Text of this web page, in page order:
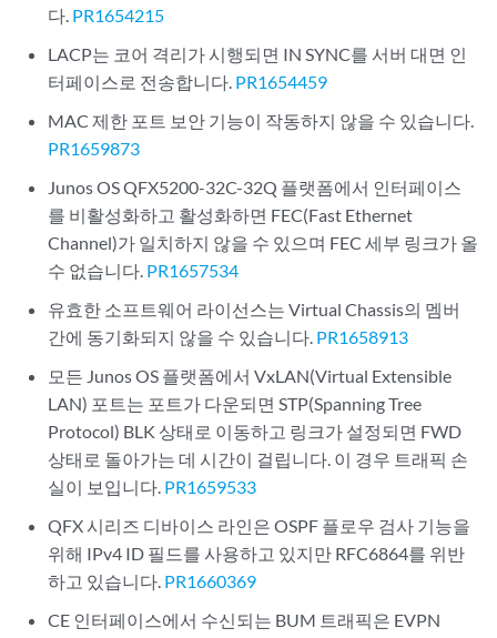
다. PR1654215
LACP는 코어 격리가 시행되면 IN SYNC를 서버 대면 인
터페이스로 전송합니다. PR1654459
MAC 제한 포트 보안 기능이 작동하지 않을 수 있습니다.
PR1659873
Junos OS QFX5200-32C-32Q 플랫폼에서 인터페이스
를 비활성화하고 활성화하면 FEC(Fast Ethernet
Channel)가 일치하지 않을 수 있으며 FEC 세부 링크가 올
수 없습니다. PR1657534
유효한 소프트웨어 라이선스는 Virtual Chassis의 멤버
간에 동기화되지 않을 수 있습니다. PR1658913
모든 Junos OS 플랫폼에서 VxLAN(Virtual Extensible
LAN) 포트는 포트가 다운되면 STP(Spanning Tree
Protocol) BLK 상태로 이동하고 링크가 설정되면 FWD
상태로 돌아가는 데 시간이 걸립니다. 이 경우 트래픽 손
실이 보입니다. PR1659533
QFX 시리즈 디바이스 라인은 OSPF 플로우 검사 기능을
위해 IPv4 ID 필드를 사용하고 있지만 RFC6864를 위반
하고 있습니다. PR1660369
CE 인터페이스에서 수신되는 BUM 트래픽은 EVPN